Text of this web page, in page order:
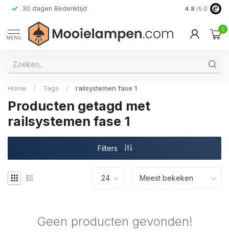
30 dagen Bedenktijd Verzending
4.8 /5.0
MENU
0
Home / Tags / railsystemen fase 1
Producten getagd met
railsystemen fase 1
Filters
Geen producten gevonden!